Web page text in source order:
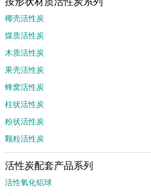
椰壳活性炭
煤质活性炭
木质活性炭
果壳活性炭
蜂窝活性炭
柱状活性炭
粉状活性炭
颗粒活性炭
活性炭配套产品系列
活性氧化铝球